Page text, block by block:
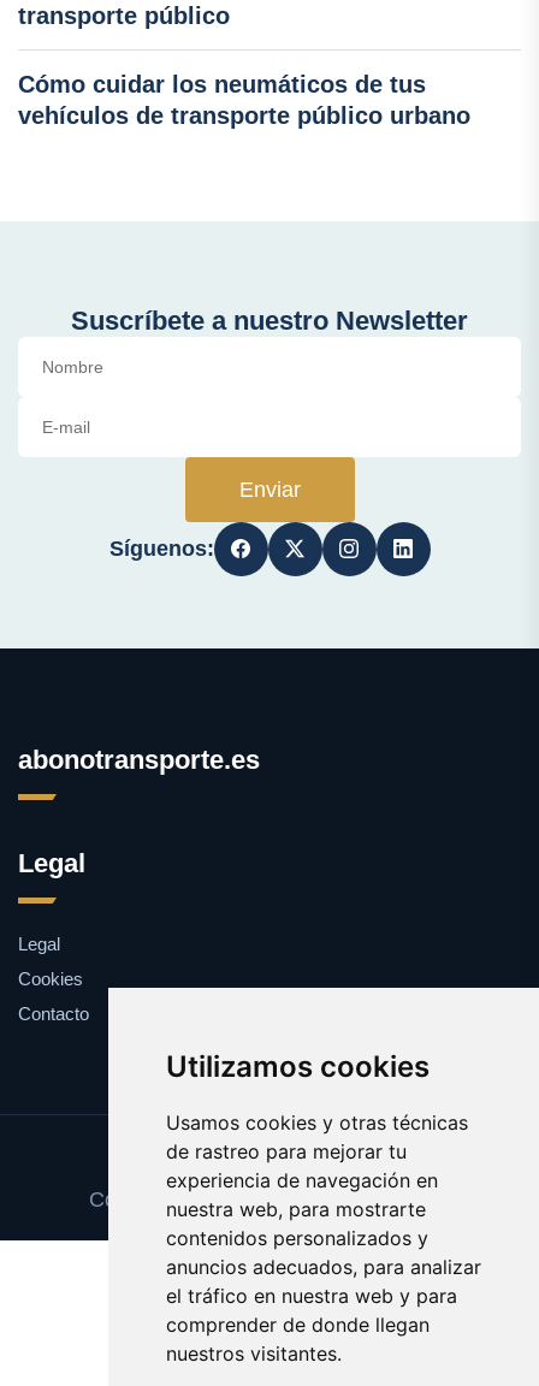
Utilizamos cookies
Usamos cookies y otras técnicas
de rastreo para mejorar tu
experiencia de navegación en
nuestra web, para mostrarte
contenidos personalizados y
anuncios adecuados, para analizar
el tráfico en nuestra web y para
comprender de donde llegan
nuestros visitantes.
transporte público
Cómo cuidar los neumáticos de tus
vehículos de transporte público urbano
Suscríbete a nuestro Newsletter
Enviar
Síguenos:
abonotransporte.es
Legal
Legal
Cookies
Contacto
Update cookies preferences
Copyright © 2025 abonotransporte.es